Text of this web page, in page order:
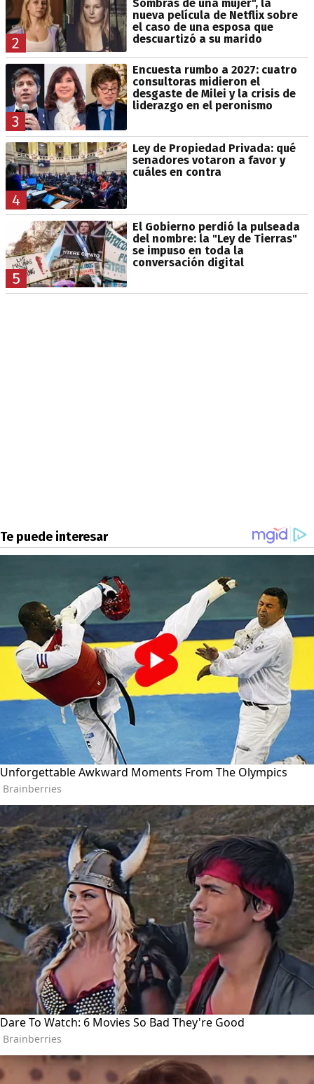
2
Sombras de una mujer", la
nueva película de Netflix sobre
el caso de una esposa que
descuartizó a su marido
3
Encuesta rumbo a 2027: cuatro
consultoras midieron el
desgaste de Milei y la crisis de
liderazgo en el peronismo
4
Ley de Propiedad Privada: qué
senadores votaron a favor y
cuáles en contra
5
El Gobierno perdió la pulseada
del nombre: la "Ley de Tierras"
se impuso en toda la
conversación digital